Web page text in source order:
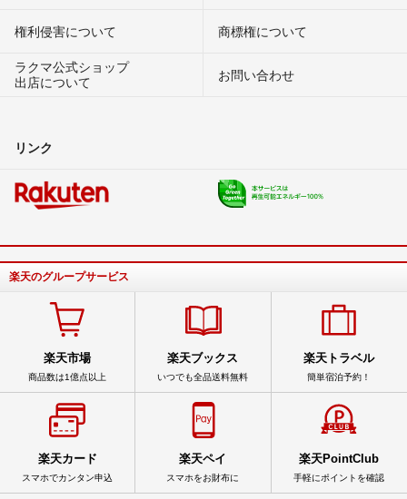
権利侵害について
商標権について
ラクマ公式ショップ
出店について
お問い合わせ
リンク
楽天のグループサービス
楽天市場
商品数は1億点以上
楽天ブックス
いつでも全品送料無料
楽天トラベル
簡単宿泊予約！
楽天カード
スマホでカンタン申込
楽天ペイ
スマホをお財布に
楽天PointClub
手軽にポイントを確認